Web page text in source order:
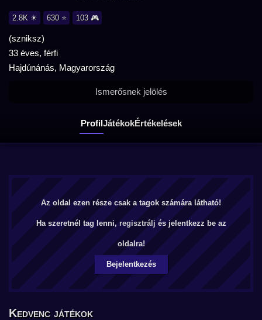
2.8K ☀ 630 ⭐ 103 🎮
(szniksz)
33 éves, férfi
Hajdúnánás, Magyarország
ProfilJátékokÉrtékelések
Ismerősnek jelölés
Az oldal ezen része csak a tagok számára látható!
Ha szeretnél tag lenni, regisztrálj és jelentkezz be az
oldalra!
Bejelentkezés
Kedvenc játékok